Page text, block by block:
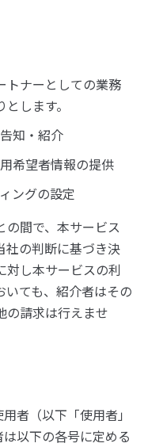
トナーとしての業務
します。
知・紹介
希望者情報の提供
ングの設定
の間で、本サービス
社の判断に基づき決
対し本サービスの利
いても、紹介者はその
の請求は行えませ
者（以下「使用者」
以下の各号に定める